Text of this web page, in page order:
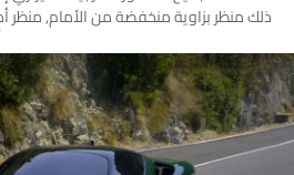
ذلك منظر بزاوية منخفضة من الأمام,
جانبي متقاطع, منظر الزاوية الخلفية,
أنبوب العادم